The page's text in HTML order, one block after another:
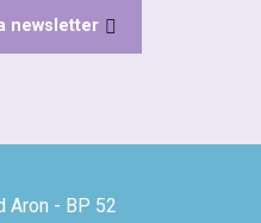
newsletter
Aron - BP 52